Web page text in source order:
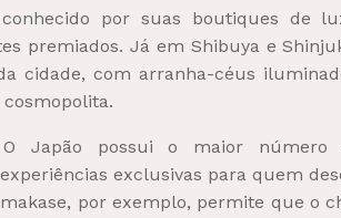
por suas boutiques de
premiados. Já em Shibuya e
cidade, com arranha-céus
O Japão possui o maior número
exclusivas para quem
por exemplo, permite que o